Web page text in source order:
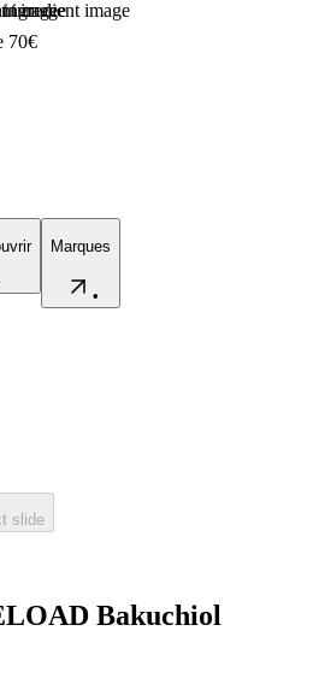
70€
Marques
•
de peau
slide
Bakuchiol